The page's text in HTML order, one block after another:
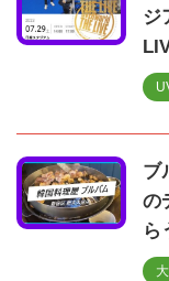
ジ
ブ
の
ら